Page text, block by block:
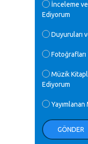
♪
ödülüne layık
arayayım
yaşadım
hocam
emek emeği
ellerinden
Kurtuluş
İnceleme ve
Ediyorum
Duyuruları
Fotoğrafları
Müzik
Ediyorum
GÖNDER